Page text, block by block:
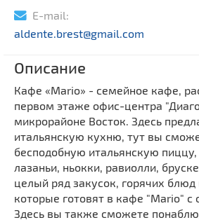
E-mail:
aldente.brest@gmail.com
Описание
Кафе «Mario» - семейное кафе,
первом этаже офис-центра
микрорайоне Восток. Здесь
итальянскую кухню, тут вы
бесподобную итальянскую пиццу,
лазаньи, ньокки, равиолли,
целый ряд закусок, горячих блюд
которые готовят в кафе "Mario" с
Здесь вы также сможете